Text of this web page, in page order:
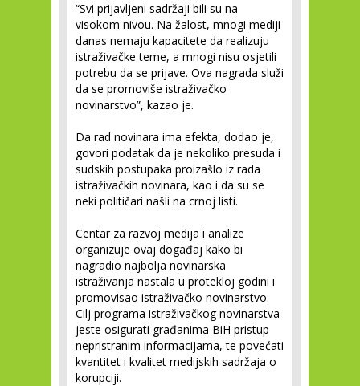
“Svi prijavljeni sadržaji bili su na
visokom nivou. Na žalost, mnogi mediji
danas nemaju kapacitete da realizuju
istraživačke teme, a mnogi nisu osjetili
potrebu da se prijave. Ova nagrada služi
da se promoviše istraživačko
novinarstvo”, kazao je.
Da rad novinara ima efekta, dodao je,
govori podatak da je nekoliko presuda i
sudskih postupaka proizašlo iz rada
istraživačkih novinara, kao i da su se
neki političari našli na crnoj listi.
Centar za razvoj medija i analize
organizuje ovaj događaj kako bi
nagradio najbolja novinarska
istraživanja nastala u protekloj godini i
promovisao istraživačko novinarstvo.
Cilj programa istraživačkog novinarstva
jeste osigurati građanima BiH pristup
nepristranim informacijama, te povećati
kvantitet i kvalitet medijskih sadržaja o
korupciji.